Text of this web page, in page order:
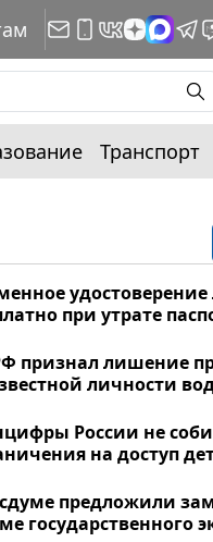
Транспорт
при утрате
признал лишение
личности
России не
на доступ
предложили
государственного